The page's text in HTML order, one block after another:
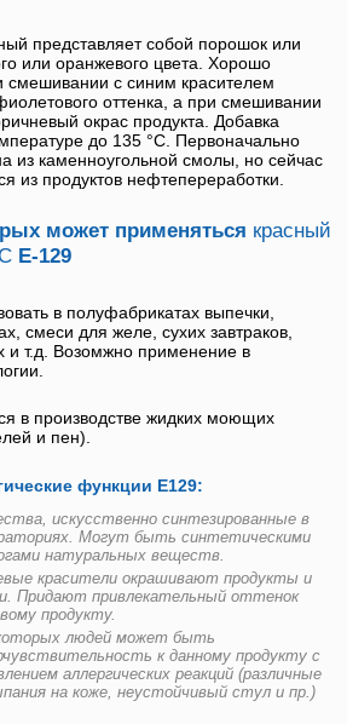
представляет собой порошок или
или оранжевого цвета. Хорошо
смешивании с синим красителем
оттенка, а при смешивании
окрас продукта. Добавка
до 135 °С. Первоначально
из каменноугольной смолы, но сейчас
из продуктов нефтепереработки.
может применяться красный
Е-129
в полуфабрикатах выпечки,
смеси для желе, сухих завтраков,
и т.д. Возомжно применение в
в производстве жидких моющих
и пен).
функции Е129:
искусственно синтезированные в
Могут быть синтетическими
натуральных веществ.
красители окрашивают продукты и
Придают привлекательный оттенок
продукту.
людей может быть
к данному продукту с
аллергических реакций (различные
на коже, неустойчивый стул и пр.)